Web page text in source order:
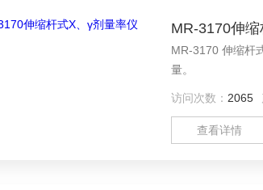
MR-3170伸
MR-3170 伸缩杆
量。
访问次数： 2065
查看详情